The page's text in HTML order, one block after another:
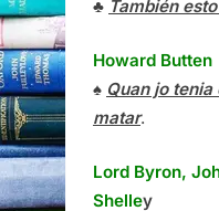
♣ También
Howard Butten
♠ Quan jo
matar.
Lord Byron,
Shelley